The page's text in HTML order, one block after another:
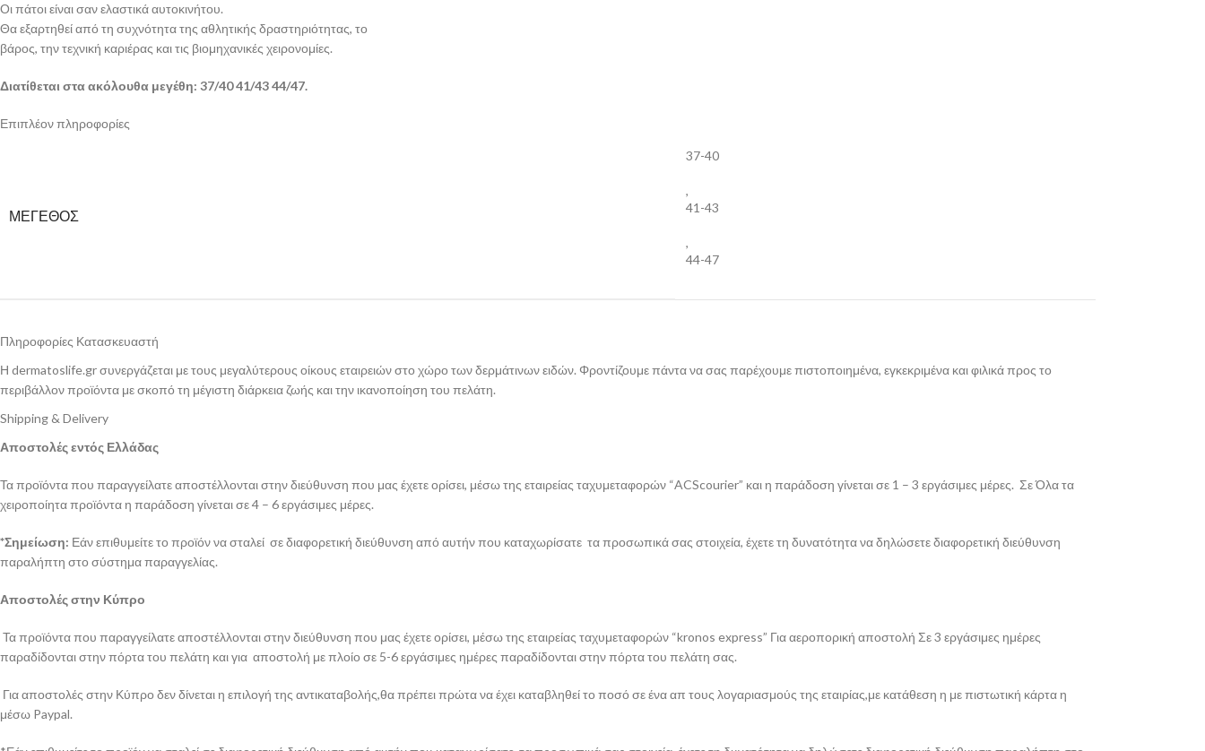
Οι πάτοι είναι σαν ελαστικά αυτοκινήτου.
Θα εξαρτηθεί από τη συχνότητα της αθλητικής δραστηριότητας, το
βάρος, την τεχνική καριέρας και τις βιομηχανικές χειρονομίες.
Διατίθεται στα ακόλουθα μεγέθη: 37/40 41/43 44/47.
Επιπλέον πληροφορίες
ΜΕΓΕΘΟΣ
37-40
,
41-43
,
44-47
Πληροφορίες Κατασκευαστή
Η dermatoslife.gr συνεργάζεται με τους μεγαλύτερους οίκους εταιρειών στο χώρο των δερμάτινων ειδών. Φροντίζουμε πάντα να σας παρέχουμε πιστοποιημένα, εγκεκριμένα και φιλικά προς το
περιβάλλον προϊόντα με σκοπό τη μέγιστη διάρκεια ζωής και την ικανοποίηση του πελάτη.
Shipping & Delivery
Αποστολές εντός Ελλάδας
Τα προϊόντα που παραγγείλατε αποστέλλονται στην διεύθυνση που μας έχετε ορίσει, μέσω της εταιρείας ταχυμεταφορών “ACScourier” και η παράδοση γίνεται σε 1 – 3 εργάσιμες μέρες. Σε Όλα τα
χειροποίητα προϊόντα η παράδοση γίνεται σε 4 – 6 εργάσιμες μέρες.
*Σημείωση: Εάν επιθυμείτε το προϊόν να σταλεί σε διαφορετική διεύθυνση από αυτήν που καταχωρίσατε τα προσωπικά σας στοιχεία, έχετε τη δυνατότητα να δηλώσετε διαφορετική διεύθυνση
παραλήπτη στο σύστημα παραγγελίας.
Αποστολές στην Κύπρο
Τα προϊόντα που παραγγείλατε αποστέλλονται στην διεύθυνση που μας έχετε ορίσει, μέσω της εταιρείας ταχυμεταφορών “kronos express” Για αεροπορική αποστολή Σε 3 εργάσιμες ημέρες
παραδίδονται στην πόρτα του πελάτη και για αποστολή με πλοίο σε 5-6 εργάσιμες ημέρες παραδίδονται στην πόρτα του πελάτη σας.
Για αποστολές στην Κύπρο δεν δίνεται η επιλογή της αντικαταβολής,θα πρέπει πρώτα να έχει καταβληθεί το ποσό σε ένα απ τους λογαριασμούς της εταιρίας,με κατάθεση η με πιστωτική κάρτα η
μέσω Paypal.